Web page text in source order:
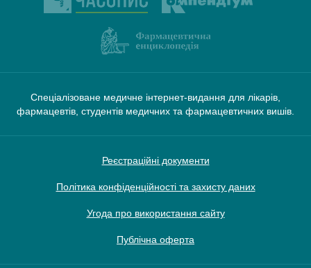
Спеціалізоване медичне інтернет-видання для лікарів,
фармацевтів, студентів медичних та фармацевтичних вишів.
Реєстраційні документи
Політика конфіденційності та захисту даних
Угода про використання сайту
Публічна оферта